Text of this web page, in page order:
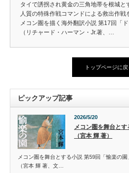
タイで誘拐され黄金の三角地帯を根城と
人質の特殊作戦コマンドによる救出作戦
メコン圏を描く海外翻訳小説 第17回「
（リチャード・ハーマン・Jr.著、…
トップページに戻
ピックアップ記事
2026/5/20
メコン圏を舞台とす
（宮本 輝 著）
メコン圏を舞台とする小説 第59回「愉楽の園
（宮本 輝 著、文…